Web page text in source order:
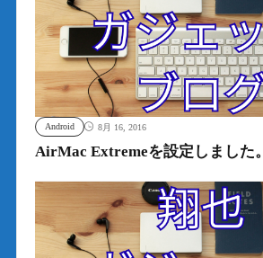
Android 8月 16, 2016
AirMac Extremeを設定しました。